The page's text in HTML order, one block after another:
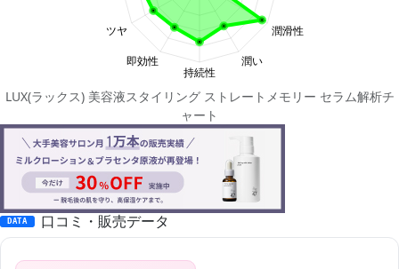
LUX(ラックス) 美容液スタイリング ストレートメモリー セラム解析チ
ャート
DATA 口コミ・販売データ